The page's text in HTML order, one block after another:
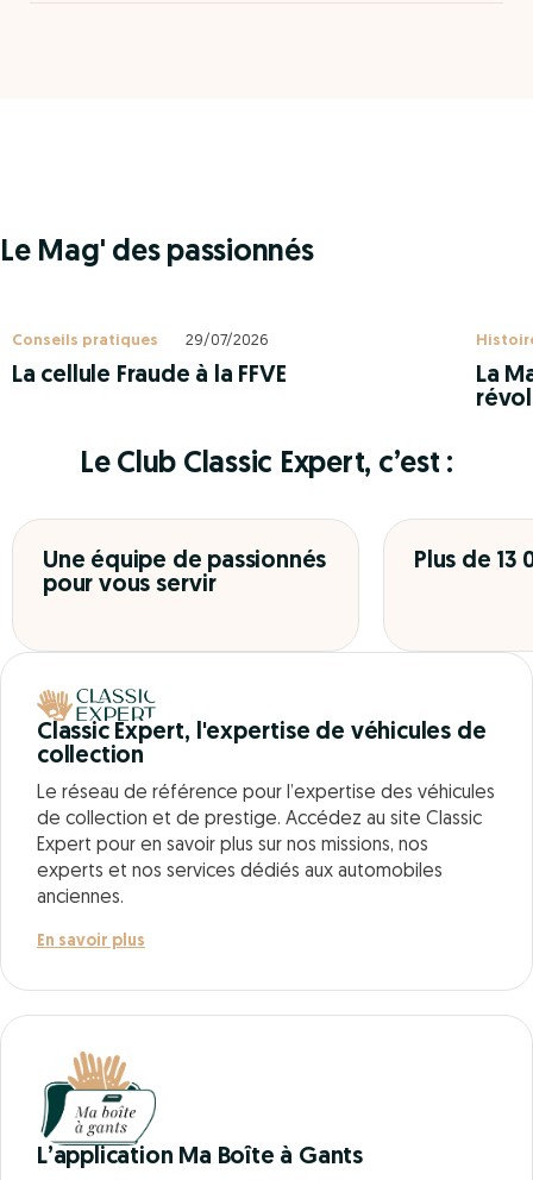
Le Mag' des passionnés
Conseils pratiques 29/07/2026
La cellule Fraude à la FFVE
La
Le Club Classic Expert, c’est :
Une équipe de passionnés
pour vous servir
Plus de 13
Classic Expert, l'expertise de véhicules de
collection
Le réseau de référence pour l’expertise des véhicules
de collection et de prestige. Accédez au site Classic
Expert pour en savoir plus sur nos missions, nos
experts et nos services dédiés aux automobiles
anciennes.
En savoir plus
L’application Ma Boîte à Gants